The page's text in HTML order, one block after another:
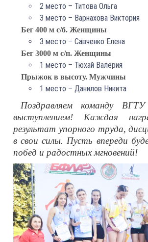
2 место – Титова Ольга
3 место – Варнахова Виктория
Бег 400 м с/б. Женщины
3 место – Савченко Елена
Бег 3000 м с/п. Женщины
1 место – Тюхай Валерия
Прыжок в высоту. Мужчины
1 место – Данилов Никита
Поздравляем команду
выступлением! Каждая
результат упорного труда,
в свои силы. Пусть впереди
побед и радостных мгновений!